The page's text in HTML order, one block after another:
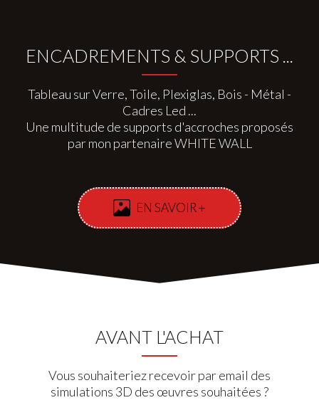
ENCADREMENTS & SUPPORTS ...
Tableau sur Verre, Toile, Plexiglas, Bois - Métal -
Cadres Led ...
Une multitude de supports d'accroches proposés
par mon partenaire WHITE WALL
EN SAVOIR +
AVANT L'ACHAT
Vous souhaiteriez recevoir par email des
simulations 3D des œuvres souhaitées ?